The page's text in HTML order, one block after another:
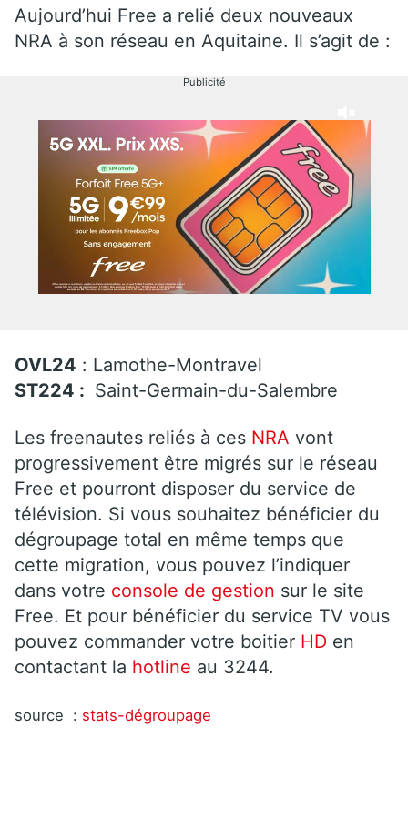
Aujourd’hui Free a relié deux nouveaux
NRA à son réseau en Aquitaine. Il s’agit de :
Publicité
OVL24 : Lamothe-Montravel
ST224 : Saint-Germain-du-Salembre
Les freenautes reliés à ces NRA vont
progressivement être migrés sur le réseau
Free et pourront disposer du service de
télévision. Si vous souhaitez bénéficier du
dégroupage total en même temps que
cette migration, vous pouvez l’indiquer
dans votre console de gestion sur le site
Free. Et pour bénéficier du service TV vous
pouvez commander votre boitier HD en
contactant la hotline au 3244.
source : stats-dégroupage